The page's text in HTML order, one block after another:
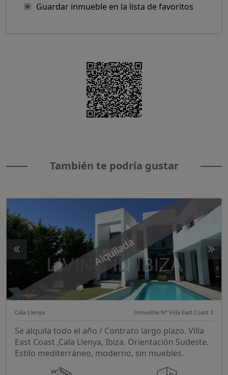
Guardar inmueble en la lista de favoritos
También te podría gustar
Alquilada
Cala Llenya Inmueble Nº Villa East Coast 3
Se alquila todo el año / Contrato largo plazo. Villa
East Coast ,Cala Llenya, Ibiza. Orientación Sudeste.
Estilo mediterráneo, moderno, sin muebles.